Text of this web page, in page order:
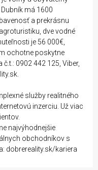
má 1600
a prekrásnu
dve vodné
je 56 000€,
ochotne poskytne
0902 442 125, Viber,
služby realitného
inzerciu. Už viac
najvýhodnejšie
obchodníkov s
dobrereality.sk/kariera